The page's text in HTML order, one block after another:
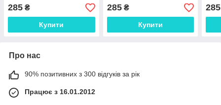
285 ₴
Купити
285₴
Купити
285
Про нас
90% позитивних з 300 відгуків за рік
Працює з 16.01.2012